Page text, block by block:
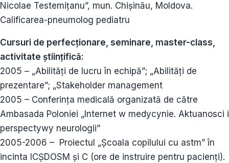
Nicolae Testemiţanu”, mun. Chişinău, Moldova.
Calificarea-pneumolog pediatru
Cursuri de perfecționare, seminare, master-class,
activitate științifică:
2005 – „Abilităţi de lucru în echipă”; „Abilităţi de
prezentare”; „Stakeholder management
2005 – Conferinţa medicală organizată de către
Ambasada Poloniei „Internet w medycynie. Aktuanosci i
perspectywy neurologii”
2005-2006 – Proiectul „Şcoala copilului cu astm” în
incinta ICŞDOSM şi C (ore de instruire pentru pacienţi).